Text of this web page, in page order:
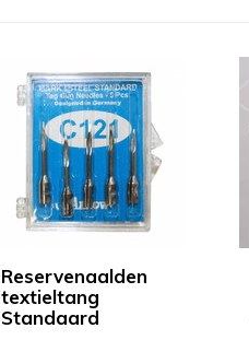
Reservenaalden
textieltang
Standaard